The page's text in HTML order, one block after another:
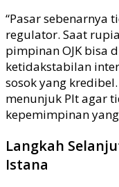
“Pasar sebenarnya
regulator. Saat
pimpinan OJK bisa
ketidakstabilan
sosok yang
menunjuk Plt agar
kepemimpinan
Langkah
Istana